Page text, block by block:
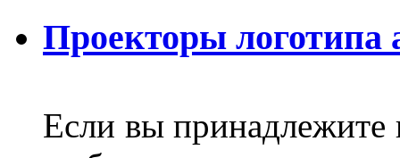
Проекторы логотипа
Если вы принадлежите